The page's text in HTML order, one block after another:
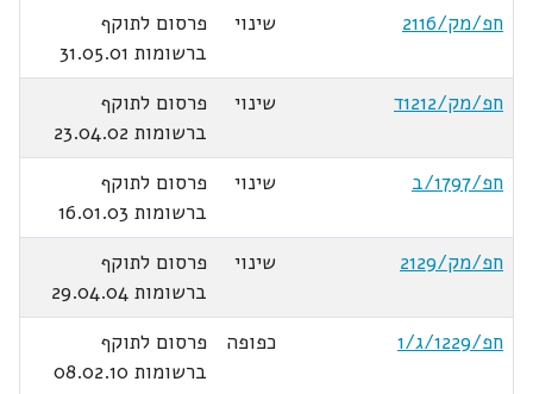
חפ/מק/2116
שינוי
פרסום לתוקף
ברשומות 31.05.01
חפ/מק/1212ד
שינוי
פרסום לתוקף
ברשומות 23.04.02
חפ/1797/ב
שינוי
פרסום לתוקף
ברשומות 16.01.03
חפ/מק/2129
שינוי
פרסום לתוקף
ברשומות 29.04.04
חפ/1229/ג/1
כפופה
פרסום לתוקף
ברשומות 08.02.10